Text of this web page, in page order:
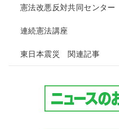
憲法改悪反対共同センター
連続憲法講座
東日本震災 関連記事